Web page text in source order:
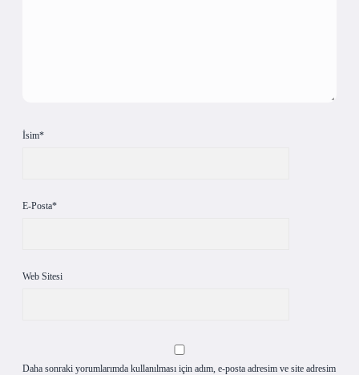
İsim*
E-Posta*
Web Sitesi
Daha sonraki yorumlarımda kullanılması için adım, e-posta adresim ve site adresim